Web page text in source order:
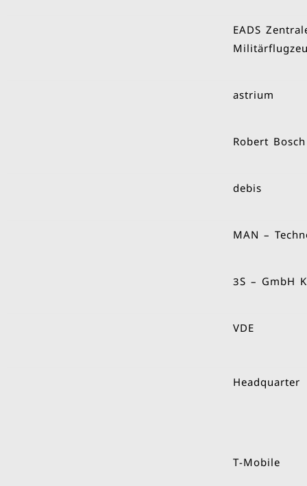
EADS
astrium
Robert
debis
MAN –
3S – GmbH
VDE
Headquarter
Axel